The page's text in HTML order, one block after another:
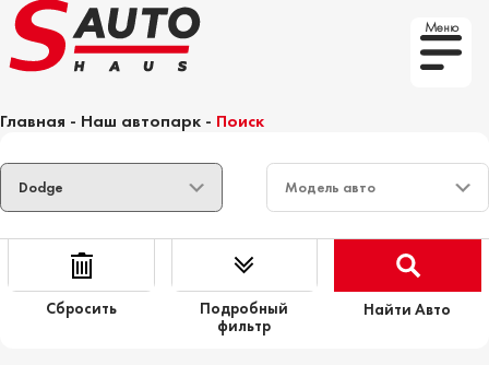
Меню
Главная - Наш автопарк - Поиск
Сбросить
Подробный
фильтр
Найти Авто